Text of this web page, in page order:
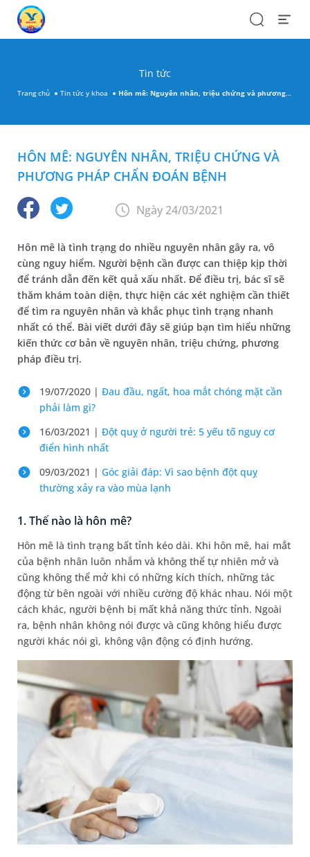
SearchOpen
Tin tức
Trang chủ Tin tức y khoa Hôn mê: Nguyên nhân, triệu chứng và phương pháp chẩn đoán bệnh
HÔN MÊ: NGUYÊN NHÂN, TRIỆU CHỨNG VÀ
PHƯƠNG PHÁP CHẨN ĐOÁN BỆNH
Ngày 24/03/2021
Hôn mê là tình trạng do nhiều nguyên nhân gây ra, vô
cùng nguy hiểm. Người bệnh cần được can thiệp kịp thời
để tránh dẫn đến kết quả xấu nhất. Để điều trị, bác sĩ sẽ
thăm khám toàn diện, thực hiện các xét nghiệm cần thiết
để tìm ra nguyên nhân và khắc phục tình trạng nhanh
nhất có thể. Bài viết dưới đây sẽ giúp bạn tìm hiểu những
kiến thức cơ bản về nguyên nhân, triệu chứng, phương
pháp điều trị.
19/07/2020 | Đau đầu, ngất, hoa mắt chóng mặt cần
phải làm gì?
16/03/2021 | Đột quỵ ở người trẻ: 5 yếu tố nguy cơ
điển hình nhất
09/03/2021 | Góc giải đáp: Vì sao bệnh đột quỵ
thường xảy ra vào mùa lạnh
1. Thế nào là hôn mê?
Hôn mê là tình trạng bất tỉnh kéo dài. Khi hôn mê, hai mắt
của bệnh nhân luôn nhắm và không thể tự nhiên mở và
cũng không thể mở khi có những kích thích, những tác
động từ bên ngoài với nhiều cường độ khác nhau. Nói một
cách khác, người bệnh bị mất khả năng thức tỉnh. Ngoài
ra, bệnh nhân không nói được và cũng không hiểu được
người khác nói gì, không vận động có định hướng.